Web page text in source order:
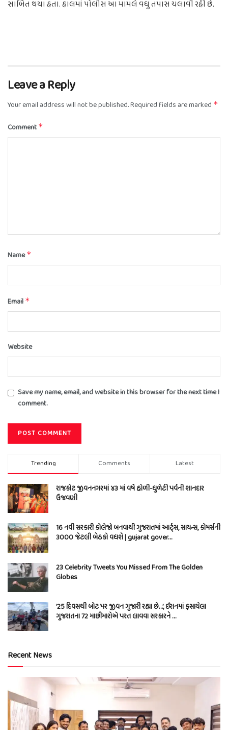
સાબિત થયા હતા. હાલમાં પોલીસ આ મામલે વધુ તપાસ ચલાવી રહી છે.
Leave a Reply
Your email address will not be published.Required fields are marked *
Comment *
Name*
Email *
Website
Save my name, email, and website in this browser for the next time I
comment.
Trending Comments Latest
રાજકોટ જીવનનગરમાં ૪૩ માં વર્ષે હોળી-ધુળેટી પર્વની શાનદાર
ઉજવણી
16 નવી સરકારી કોલેજો બનવાથી ગુજરાતમાં આર્ટ્સ, સાયન્સ, કોમર્સની
3000 જેટલી બેઠકો વધશે | gujarat gover…
23 Celebrity Tweets You Missed From The Golden
Globes
’25 દિવસથી બોટ પર જીવન ગુજારી રહ્યા છે…’, ઈરાનમાં ફસાયેલા
ગુજરાતના 72 માછીમારોએ પરત લાવવા સરકારને …
Recent News